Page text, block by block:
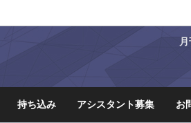
持ち込み アシスタント募集 お